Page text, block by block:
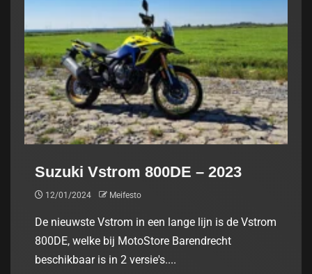
Suzuki Vstrom 800DE – 2023
12/01/2024 Meifesto
De nieuwste Vstrom in een lange lijn is de Vstrom
800DE, welke bij MotoStore Barendrecht
beschikbaar is in 2 versie's....